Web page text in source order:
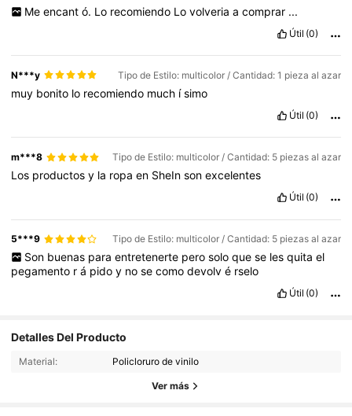
Me encant ó. Lo recomiendo Lo volveria a comprar ...
Útil (0)
N***y Tipo de Estilo: multicolor / Cantidad: 1 pieza al azar
muy bonito lo recomiendo much ísimo
Útil (0)
m***8 Tipo de Estilo: multicolor / Cantidad: 5 piezas al azar
Los productosy la ropaen SheInsonexcelentes
Útil (0)
5***9 Tipo de Estilo: multicolor / Cantidad: 5 piezas al azar
Son buenas para entretenerte pero solo que se les quita el
pegamento rá pidoy nosecomodevolvé rselo
Útil (0)
Detalles Del Producto
Material: Policloruro de vinilo
Ver más
4,66 256 Seguidores